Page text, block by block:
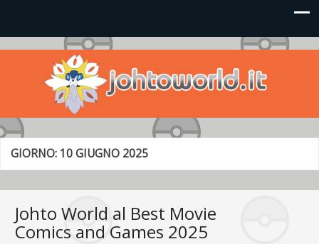
Johto World
Le novità più frizzanti dall'universo Pokémon e Nintendo
GIORNO: 10 GIUGNO 2025
Johto World al Best Movie
Comics and Games 2025